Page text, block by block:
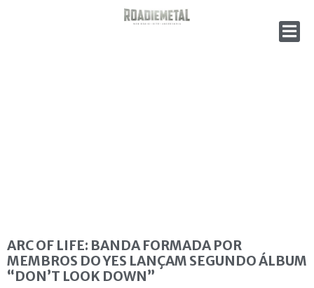
ARC OF LIFE: BANDA FORMADA POR
MEMBROS DO YES LANÇAM SEGUNDO ÁLBUM
“DON’T LOOK DOWN”